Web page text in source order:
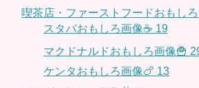
喫茶店・ファーストフードおもしろ
スタバおもしろ画像☕️ 19
マクドナルドおもしろ画像🍟
ケンタおもしろ画像🍗 13